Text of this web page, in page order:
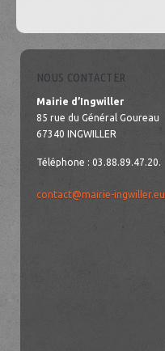
NOUS CONTACTER
Mairie d’Ingwiller
85 rue du Général Goureau
67340 INGWILLER
Téléphone : 03.88.89.47.20.
contact@mairie-ingwiller.eu